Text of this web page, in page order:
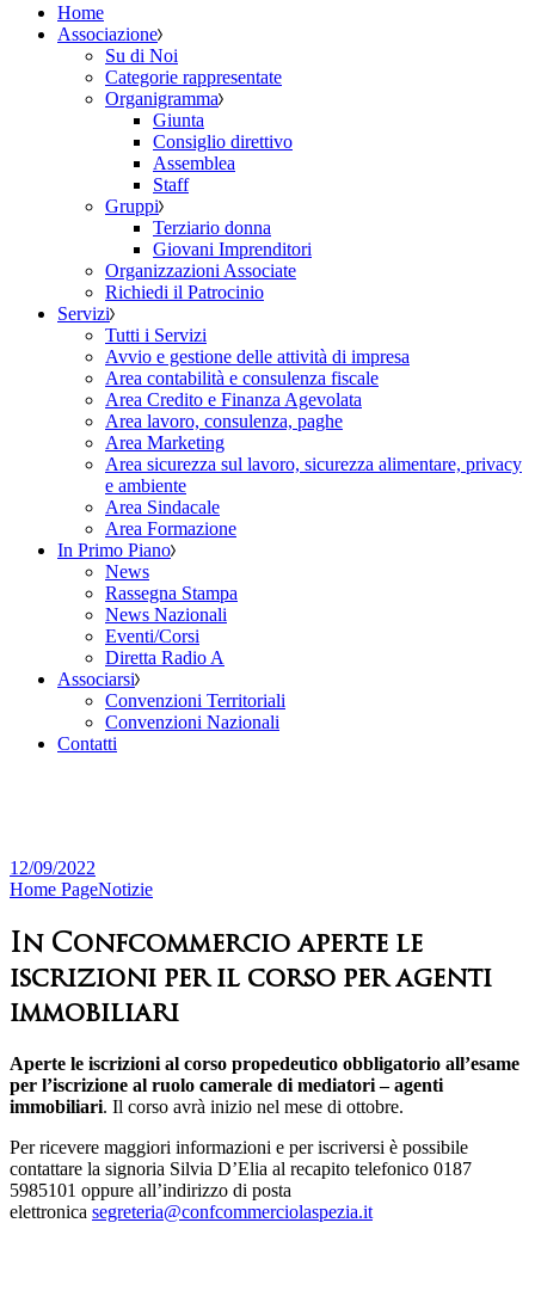
Home
Associazione
Su di Noi
Categorie rappresentate
Organigramma
Giunta
Consiglio direttivo
Assemblea
Staff
Gruppi
Terziario donna
Giovani Imprenditori
Organizzazioni Associate
Richiedi il Patrocinio
Servizi
Tutti i Servizi
Avvio e gestione delle attività di impresa
Area contabilità e consulenza fiscale
Area Credito e Finanza Agevolata
Area lavoro, consulenza, paghe
Area Marketing
Area sicurezza sul lavoro, sicurezza alimentare, privacy
e ambiente
Area Sindacale
Area Formazione
In Primo Piano
News
Rassegna Stampa
News Nazionali
Eventi/Corsi
Diretta Radio A
Associarsi
Convenzioni Territoriali
Convenzioni Nazionali
Contatti
12/09/2022
Home PageNotizie
In Confcommercio aperte le
iscrizioni per il corso per agenti
immobiliari
Aperte le iscrizioni al corso propedeutico obbligatorio all’esame
per l’iscrizione al ruolo camerale di mediatori – agenti
immobiliari. Il corso avrà inizio nel mese di ottobre.
Per ricevere maggiori informazioni e per iscriversi è possibile
contattare la signoria Silvia D’Elia al recapito telefonico 0187
5985101 oppure all’indirizzo di posta
elettronica segreteria@confcommerciolaspezia.it